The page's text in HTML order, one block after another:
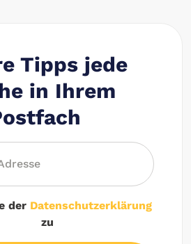
Tipps jede
in Ihrem
der Datenschutzerklärung
zu